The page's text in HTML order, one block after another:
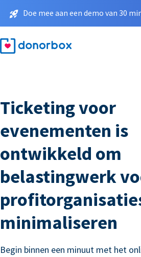
Doe mee aan een demo van 30
Ticketing voor
evenementen is
ontwikkeld om
belastingwerk
minimaliseren
Begin binnen een minuut met het